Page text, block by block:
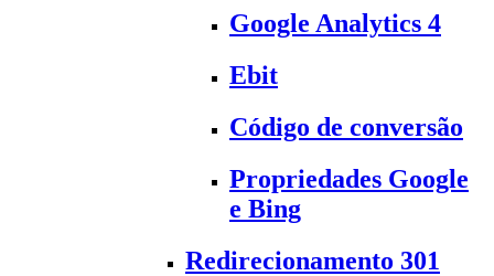
Google Analytics 4
Ebit
Código de conversão
Propriedades Google
e Bing
Redirecionamento 301